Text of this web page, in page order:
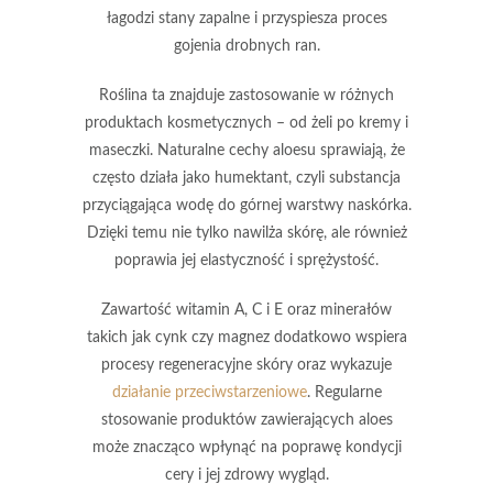
łagodzi stany zapalnei przyspiesza proces
gojenia drobnych ran.
Roślina ta znajduje zastosowanie w różnych
produktach kosmetycznych – od żeli po kremy i
maseczki. Naturalne cechy aloesu sprawiają, że
często działa jako humektant, czyli substancja
przyciągająca wodę do górnej warstwy naskórka.
Dzięki temu nie tylko nawilża skórę, ale również
poprawia jej elastyczność i sprężystość.
Zawartość witamin A, C i E oraz minerałów
takich jak cynkczy magnezdodatkowo wspiera
procesy regeneracyjne skóry oraz wykazuje
działanie przeciwstarzeniowe. Regularne
stosowanie produktów zawierających aloes
może znacząco wpłynąć na poprawę kondycji
cery i jej zdrowy wygląd.